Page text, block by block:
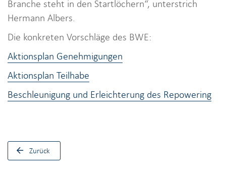
Branche steht in den Startlöchern“, unterstrich
Hermann Albers.
Die konkreten Vorschläge des BWE:
Aktionsplan Genehmigungen
Aktionsplan Teilhabe
Beschleunigung und Erleichterung des Repowering
Zurück